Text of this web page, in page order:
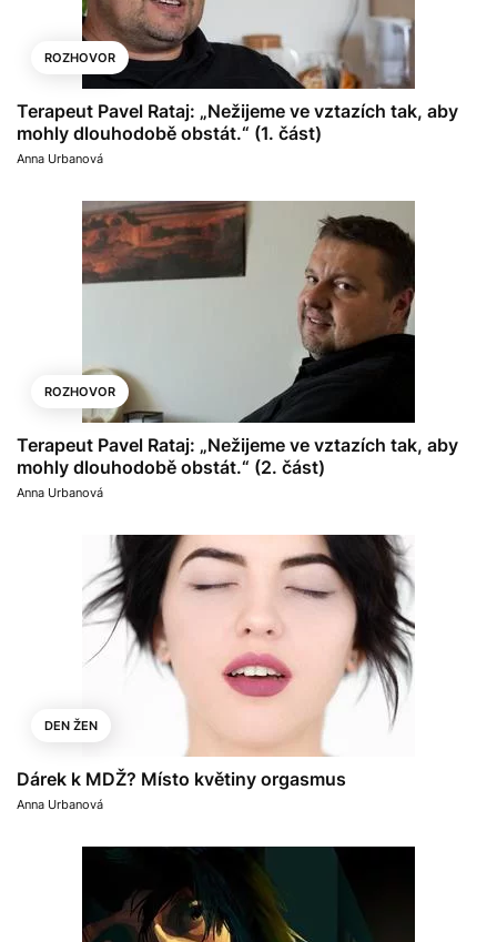
ROZHOVOR
Terapeut Pavel Rataj: „Nežijeme ve vztazích tak, aby
mohly dlouhodobě obstát.“ (1. část)
Anna Urbanová
ROZHOVOR
Terapeut Pavel Rataj: „Nežijeme ve vztazích tak, aby
mohly dlouhodobě obstát.“ (2. část)
Anna Urbanová
DEN ŽEN
Dárek k MDŽ? Místo květiny orgasmus
Anna Urbanová